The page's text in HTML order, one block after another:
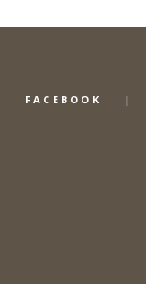
FACEBOOK